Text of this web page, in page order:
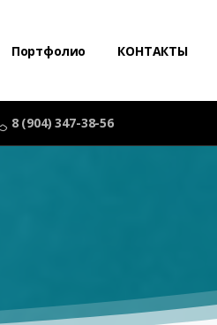
Портфолио КОНТАКТЫ
8 (904) 347-38-56